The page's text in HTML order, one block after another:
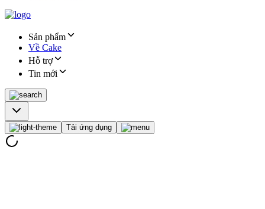
Sản phẩm
Về Cake
Hỗ trợ
Tin mới
Tải ứng dụng